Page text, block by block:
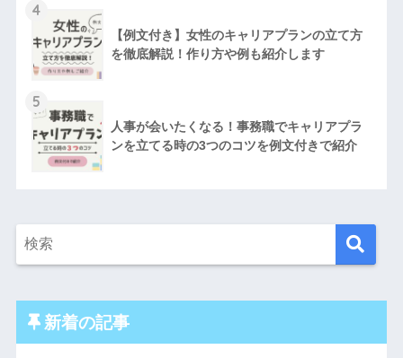
4
【例文付き】女性のキャリアプランの立て方
を徹底解説！作り方や例も紹介します
5
人事が会いたくなる！事務職でキャリアプラ
ンを立てる時の3つのコツを例文付きで紹介
新着の記事